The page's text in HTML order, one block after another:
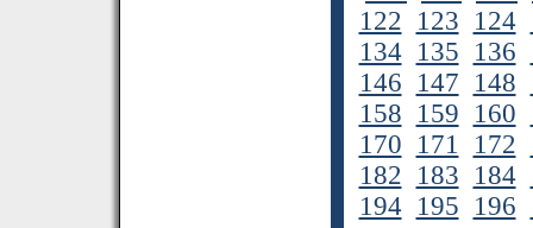
122 123 124
134 135 136
146 147 148
158 159 160
170 171 172
182 183 184
194 195 196